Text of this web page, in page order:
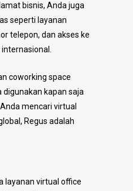
bisnis, Anda juga
seperti layanan
telepon, dan akses ke
coworking space
digunakan kapan saja
mencari virtual
Regus adalah
layanan virtual office